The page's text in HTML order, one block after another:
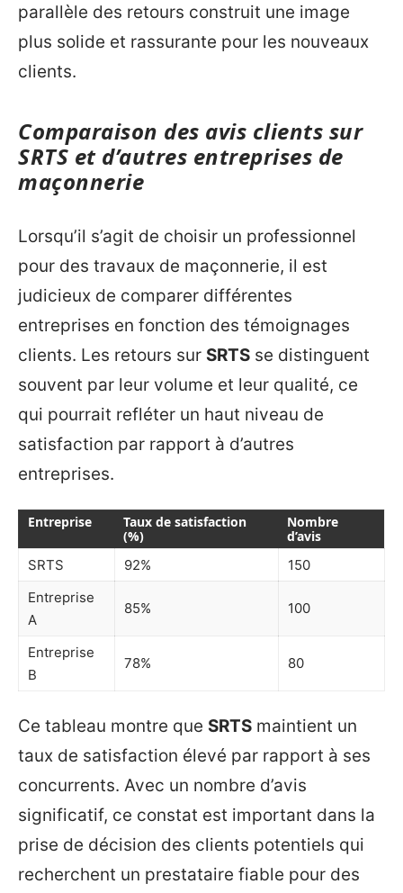
parallèle des retours construit une image
plus solide et rassurante pour les nouveaux
clients.
Comparaison des avis clients sur
SRTS et d’autres entreprises de
maçonnerie
Lorsqu’il s’agit de choisir un professionnel
pour des travaux de maçonnerie, il est
judicieux de comparer différentes
entreprises en fonction des témoignages
clients. Les retours sur SRTS se distinguent
souvent par leur volume et leur qualité, ce
qui pourrait refléter un haut niveau de
satisfaction par rapport à d’autres
entreprises.
Entreprise
Taux de satisfaction
(%)
Nombre
d’avis
SRTS
92%
150
Entreprise
A
85% 100
Entreprise
B
78% 80
Ce tableau montre que SRTS maintient un
taux de satisfaction élevé par rapport à ses
concurrents. Avec un nombre d’avis
significatif, ce constat est important dans la
prise de décision des clients potentiels qui
recherchent un prestataire fiable pour des